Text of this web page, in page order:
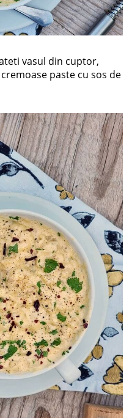
vasul din cuptor,
paste cu sos de